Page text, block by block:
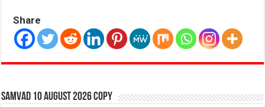
Share
SAMVAD 10 AUGUST 2026 copy